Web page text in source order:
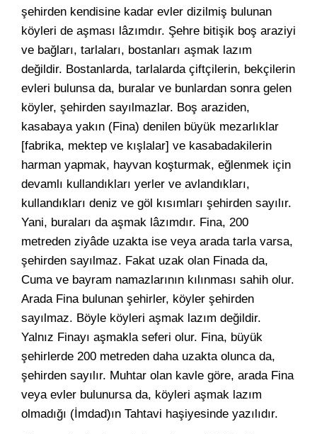
şehirden kendisine kadar evler dizilmiş bulunan
köyleri de aşması lâzımdır. Şehre bitişik boş araziyi
ve bağları, tarlaları, bostanları aşmak lazım
değildir. Bostanlarda, tarlalarda çiftçilerin, bekçilerin
evleri bulunsa da, buralar ve bunlardan sonra gelen
köyler, şehirden sayılmazlar. Boş araziden,
kasabaya yakın (Fina) denilen büyük mezarlıklar
[fabrika, mektep ve kışlalar] ve kasabadakilerin
harman yapmak, hayvan koşturmak, eğlenmek için
devamlı kullandıkları yerler ve avlandıkları,
kullandıkları deniz ve göl kısımları şehirden sayılır.
Yani, buraları da aşmak lâzımdır. Fina, 200
metreden ziyâde uzakta ise veya arada tarla varsa,
şehirden sayılmaz. Fakat uzak olan Finada da,
Cuma ve bayram namazlarının kılınması sahih olur.
Arada Fina bulunan şehirler, köyler şehirden
sayılmaz. Böyle köyleri aşmak lazım değildir.
Yalnız Finayı aşmakla seferi olur. Fina, büyük
şehirlerde 200 metreden daha uzakta olunca da,
şehirden sayılır. Muhtar olan kavle göre, arada Fina
veya evler bulunursa da, köyleri aşmak lazım
olmadığı (İmdad)ın Tahtavi haşiyesinde yazılıdır.